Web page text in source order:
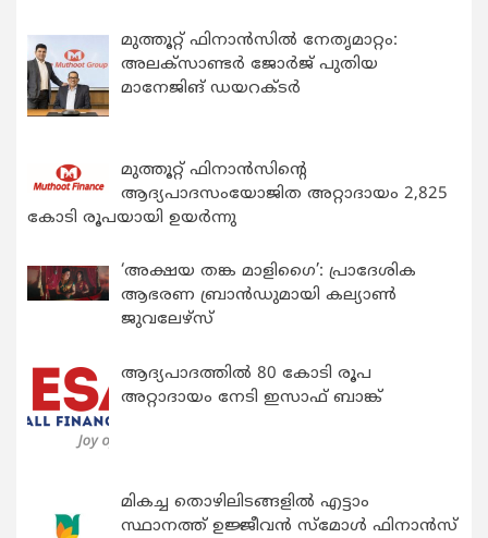
മുത്തൂറ്റ് ഫിനാൻസിൽ നേതൃമാറ്റം:
അലക്സാണ്ടർ ജോർജ് പുതിയ
മാനേജിങ് ഡയറക്ടർ
മുത്തൂറ്റ് ഫിനാൻസിന്റെ
ആദ്യപാദസംയോജിത അറ്റാദായം 2,825
കോടി രൂപയായി ഉയർന്നു
‘അക്ഷയ തങ്ക മാളിഗൈ’: പ്രാദേശിക
ആഭരണ ബ്രാന്‍ഡുമായി കല്യാണ്‍
ജുവലേഴ്‌സ്
ആദ്യപാദത്തിൽ 80 കോടി രൂപ
അറ്റാദായം നേടി ഇസാഫ് ബാങ്ക്
മികച്ച തൊഴിലിടങ്ങളിൽ എട്ടാം
സ്ഥാനത്ത് ഉജ്ജീവൻ സ്മോൾ ഫിനാൻസ്